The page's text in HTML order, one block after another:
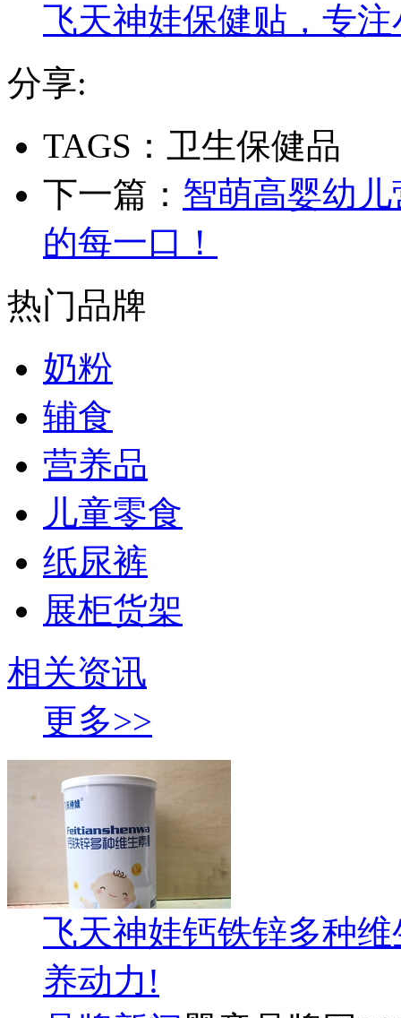
飞天神娃保健贴，专
分享:
TAGS：卫生保健品
下一篇： 智萌高婴幼
的每一口！
热门品牌
奶粉
辅食
营养品
儿童零食
纸尿裤
展柜货架
相关资讯
更多>>
飞天神娃钙铁锌多种
养动力!